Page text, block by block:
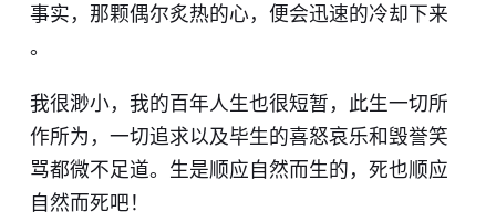
事实，那颗偶尔炙热的心，便会迅速的冷却下来​
。
我很渺小，我的百年人生也很短暂，此生一切所
作所为，一切追求以及毕生的喜怒哀乐和毁誉笑
骂都微不足道。生是顺应自然而生的，死也顺应
自然而死​吧！